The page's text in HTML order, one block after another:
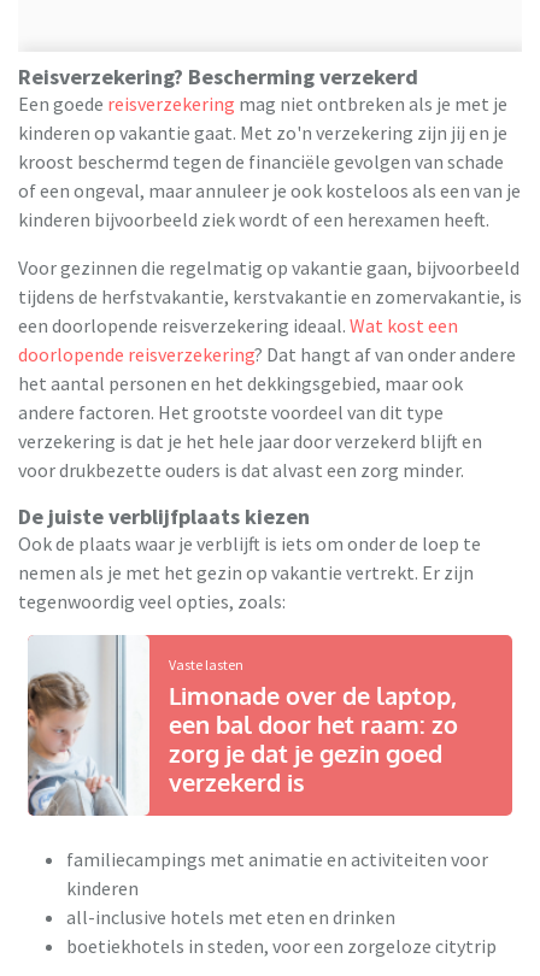
Reisverzekering? Bescherming verzekerd
Een goede reisverzekering mag niet ontbreken als je met je
kinderen op vakantie gaat. Met zo'n verzekering zijn jij en je
kroost beschermd tegen de financiële gevolgen van schade
of een ongeval, maar annuleer je ook kosteloos als een van je
kinderen bijvoorbeeld ziek wordt of een herexamen heeft.
Voor gezinnen die regelmatig op vakantie gaan, bijvoorbeeld
tijdens de herfstvakantie, kerstvakantie en zomervakantie, is
een doorlopende reisverzekering ideaal. Wat kost een
doorlopende reisverzekering? Dat hangt af van onder andere
het aantal personen en het dekkingsgebied, maar ook
andere factoren. Het grootste voordeel van dit type
verzekering is dat je het hele jaar door verzekerd blijft en
voor drukbezette ouders is dat alvast een zorg minder.
De juiste verblijfplaats kiezen
Ook de plaats waar je verblijft is iets om onder de loep te
nemen als je met het gezin op vakantie vertrekt. Er zijn
tegenwoordig veel opties, zoals:
Vaste lasten
Limonade over de laptop,
een bal door het raam: zo
zorg je dat je gezin goed
verzekerd is
familiecampings met animatie en activiteiten voor
kinderen
all-inclusive hotels met eten en drinken
boetiekhotels in steden, voor een zorgeloze citytrip